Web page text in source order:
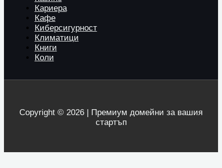
Кариера
Кафе
Киберсигурност
Климатици
Книги
Коли
Copyright © 2026 | Премиум домейни за вашия
стартъп